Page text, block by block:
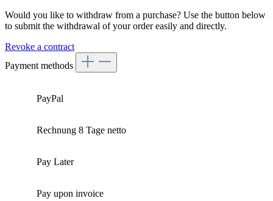
Would you like to withdraw from a purchase? Use the button below
to submit the withdrawal of your order easily and directly.
Revoke a contract
Payment methods
PayPal
Rechnung 8 Tage netto
Pay Later
Pay upon invoice